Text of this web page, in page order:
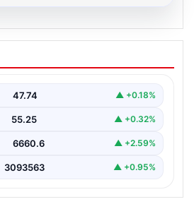
platformu İle Dijital
Adresi Ve Chat
güvenli bir biçimde iletişim
47.74 ▲ +0.18%
55.25 ▲ +0.32%
6660.6 ▲ +2.59%
3093563 ▲ +0.95%